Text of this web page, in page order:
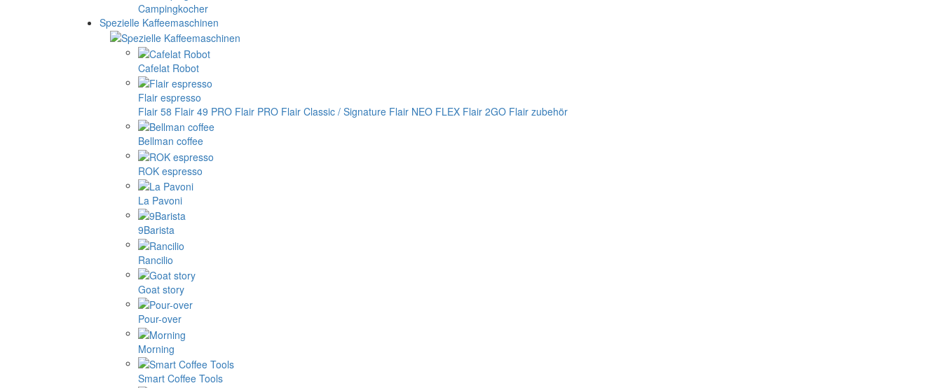
Campingkocher
Spezielle Kaffeemaschinen
Cafelat Robot
Flair espresso
Flair 58 Flair 49 PRO Flair PRO Flair Classic / Signature Flair NEO FLEX Flair 2GO Flair zubehör
Bellman coffee
ROK espresso
La Pavoni
9Barista
Rancilio
Goat story
Pour-over
Morning
Smart Coffee Tools